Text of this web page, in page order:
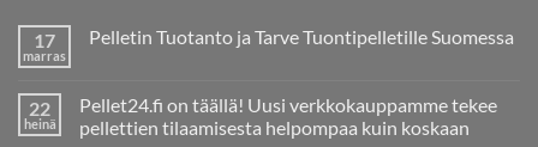
17
marras
Pelletin Tuotanto ja Tarve Tuontipelletille Suomessa
Pelletin
Tuotanto
ja
22
heinä
Pellet24.fi on täällä! Uusi verkkokauppamme tekee
pellettien tilaamisesta helpompaa kuin koskaan